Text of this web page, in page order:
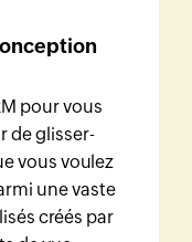
pour vous
de glisser-
vous voulez
une vaste
créés par